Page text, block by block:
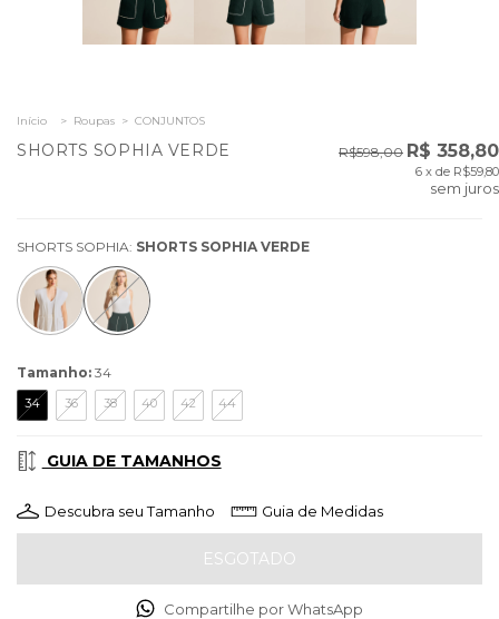
Início > Roupas > CONJUNTOS
SHORTS SOPHIA VERDE R$598,00 R$ 358,80
6 x de R$59,80
sem juros
SHORTS SOPHIA: SHORTS SOPHIA VERDE
Tamanho: 34
34 36 38 40 42 44
GUIA DE TAMANHOS
Descubra seu Tamanho Guia de Medidas
Compartilhe por WhatsApp